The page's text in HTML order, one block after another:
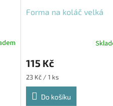
Forma na koláč velká
115 Kč
Měrná
cena:
23 Kč / 1 ks
Do košíku